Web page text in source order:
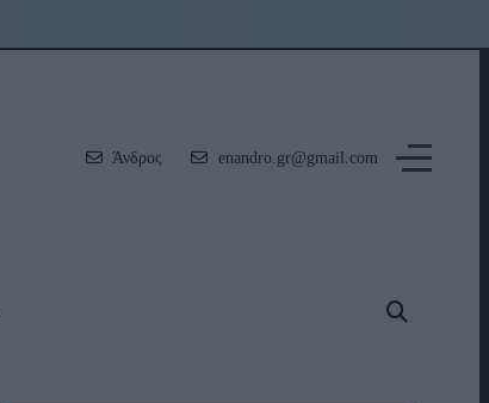
Άνδρος enandro.gr@gmail.com